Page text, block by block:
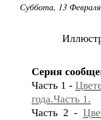
Суббота, 13
Серия
Часть 1 -
года.Часть 1.
Часть 2 -